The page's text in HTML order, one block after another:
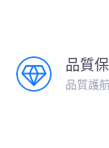
品質
品質護